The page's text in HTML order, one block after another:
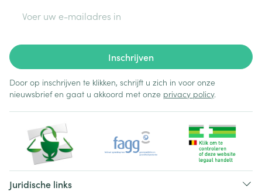
Inschrijven
Door op inschrijven te klikken, schrijft u zich in voor onze
nieuwsbrief en gaat u akkoord met onze privacy policy.
Juridische links